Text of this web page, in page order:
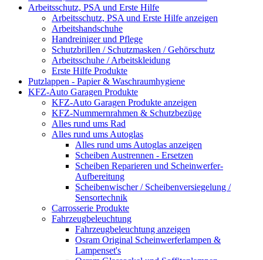
Arbeitsschutz, PSA und Erste Hilfe
Arbeitsschutz, PSA und Erste Hilfe anzeigen
Arbeitshandschuhe
Handreiniger und Pflege
Schutzbrillen / Schutzmasken / Gehörschutz
Arbeitsschuhe / Arbeitskleidung
Erste Hilfe Produkte
Putzlappen - Papier & Waschraumhygiene
KFZ-Auto Garagen Produkte
KFZ-Auto Garagen Produkte anzeigen
KFZ-Nummernrahmen & Schutzbezüge
Alles rund ums Rad
Alles rund ums Autoglas
Alles rund ums Autoglas anzeigen
Scheiben Austrennen - Ersetzen
Scheiben Reparieren und Scheinwerfer-
Aufbereitung
Scheibenwischer / Scheibenversiegelung /
Sensortechnik
Carrosserie Produkte
Fahrzeugbeleuchtung
Fahrzeugbeleuchtung anzeigen
Osram Original Scheinwerferlampen &
Lampenset's